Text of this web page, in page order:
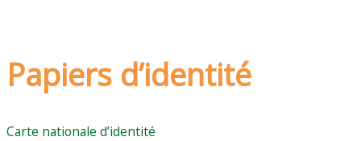
Papiers d’identité
Carte nationale d’identité